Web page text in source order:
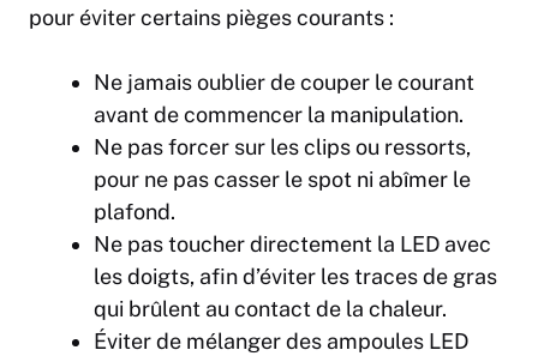
pour éviter certains pièges courants :
Ne jamais oublier de couper le courant
avant de commencer la manipulation.
Ne pas forcer sur les clips ou ressorts,
pour ne pas casser le spot ni abîmer le
plafond.
Ne pas toucher directement la LED avec
les doigts, afin d’éviter les traces de gras
qui brûlent au contact de la chaleur.
Éviter de mélanger des ampoules LED